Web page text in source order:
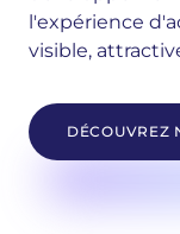
l'expérience
visible,
DÉCOUVREZ